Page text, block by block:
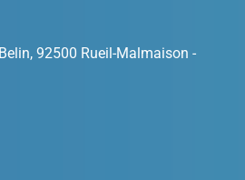
92500 Rueil-Malmaison -